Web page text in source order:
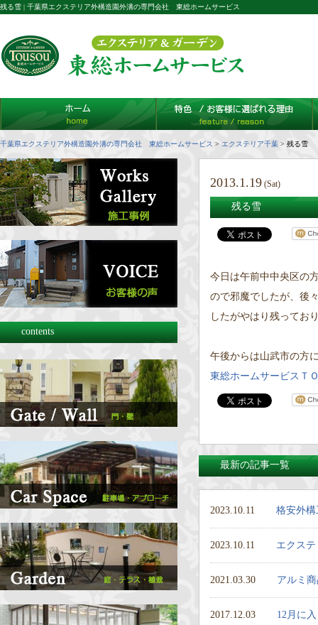
残る雪 | 千葉県エクステリア外構造園外溝の専門会社 東総ホームサービス
千葉県エクステリア外構造園外溝の専門会社 東総ホームサービス > エクステリア千葉 > 残る雪
2013.1.19 (Sat)
残る雪
今日は午前中中央区の
ので邪魔でしたが、後
したがやはり残ってお
午後からは山武市の方
東総ホームサービスＴ
最新の記事一覧
2023.10.11 格安外
2023.10.11 エクス
2021.03.30 アルミ
2017.12.03 12月に
contents